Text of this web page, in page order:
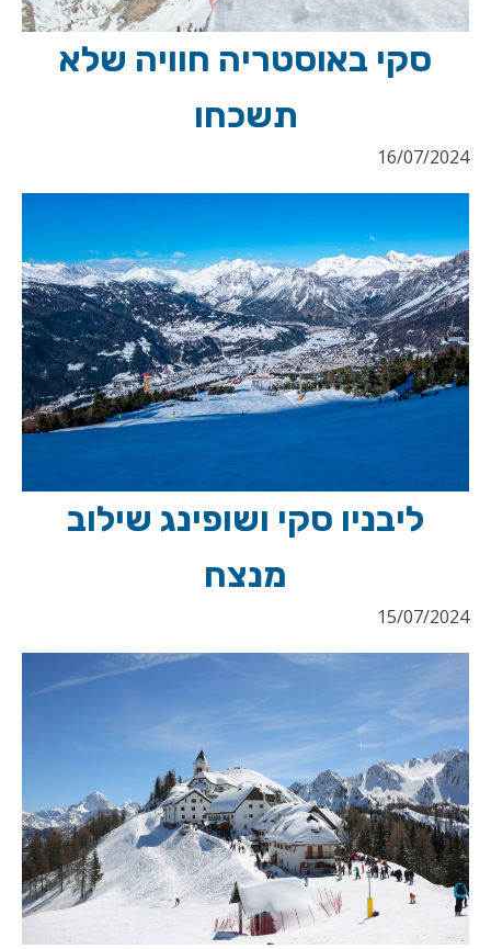
סקי באוסטריה חוויה שלא
תשכחו
16/07/2024
ליבניו סקי ושופינג שילוב
מנצח
15/07/2024